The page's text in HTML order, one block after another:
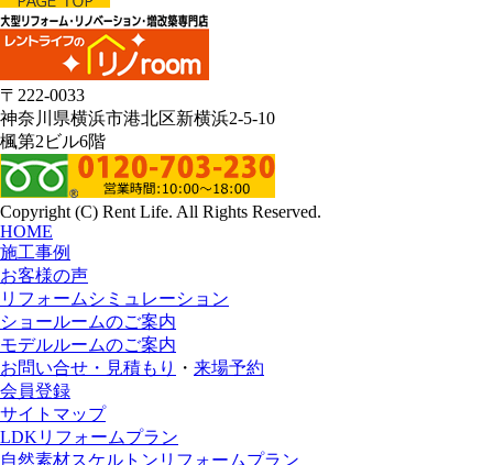
〒222-0033
神奈川県横浜市港北区新横浜2-5-10
楓第2ビル6階
Copyright (C) Rent Life. All Rights Reserved.
HOME
施工事例
お客様の声
リフォームシミュレーション
ショールームのご案内
モデルルームのご案内
お問い合せ・見積もり
・ 来場予約
会員登録
サイトマップ
LDKリフォームプラン
自然素材スケルトンリフォームプラン